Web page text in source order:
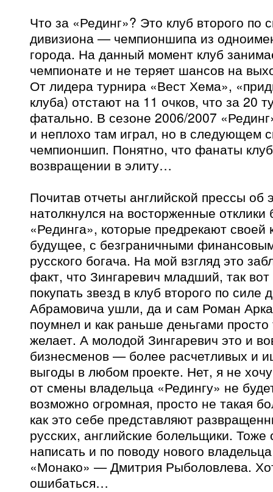
Что за «Рединг»? Это клуб второго по
дивизиона — чемпионшипа из
города. На данный момент клуб
чемпионате и не теряет шансов на
От лидера турнира «Вест Хема»,
клуба) отстают на 11 очков, что за 20
фатально. В сезоне 2006/2007
и неплохо там играл, но в следующем
чемпионшип. Понятно, что фанаты
возвращении в элиту…
Почитав отчеты английской прессы об
натолкнулся на восторженные отклики
«Рединга», которые предрекают своей
будущее, с безграничными
русского богача. На мой взгляд это
факт, что Зингаревич младший, так вот
покупать звезд в клуб второго по
Абрамовича ушли, да и сам Роман
поумнел и как раньше деньгами
желает. А молодой Зингаревич это и
бизнесменов — более расчетливых и
выгоды в любом проекте. Нет, я не
от смены владельца «Редингу» не
возможно огромная, просто не такая
как это себе представляют
русских, английские болельщики. Тоже
написать и по поводу нового
«Монако» — Дмитрия Рыболовлева.
ошибаться…